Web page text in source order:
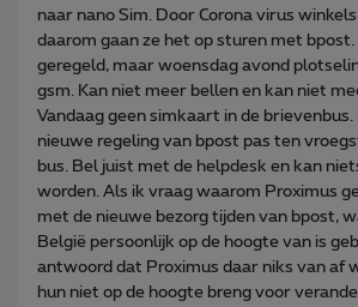
naar nano Sim. Door Corona virus
daarom gaan ze het op sturen met bpost.
geregeld, maar woensdag avond
gsm. Kan niet meer bellen en kan niet
Vandaag geen simkaart in de brievenbus.
nieuwe regeling van bpost pas ten
bus. Bel juist met de helpdesk en kan
worden. Als ik vraag waarom Proximus
met de nieuwe bezorg tijden van bpost,
België persoonlijk op de hoogte van is
antwoord dat Proximus daar niks van af
hun niet op de hoogte breng voor